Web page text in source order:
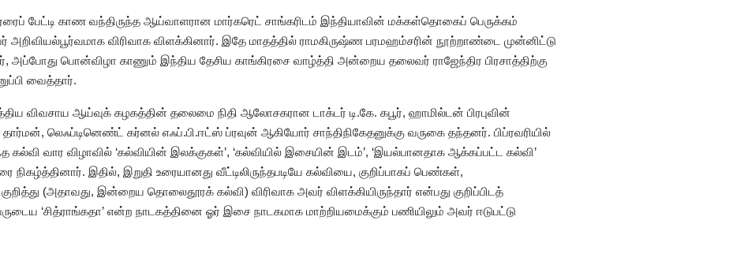
பேட்டி காண வந்திருந்த ஆய்வாளரான மார்கரெட் சாங்கரிடம் இந்தியாவின் மக்கள்தொகைப் பெருக்கம்
விரிவாக விளக்கினார். இதே மாதத்தில் ராமகிருஷ்ண பரமஹம்சரின் நூற்றாண்டை முன்னிட்டு
அப்போது பொன்விழா காணும் இந்திய தேசிய காங்கிரசை வாழ்த்தி அன்றைய தலைவர் ராஜேந்திர பிரசாத்திற்கு
வைத்தார்.
விவசாய ஆய்வுக் கழகத்தின் தலைமை நிதி ஆலோசகரான டாக்டர் டி.கே. கபூர், ஹாமில்டன் பிரபுவின்
லெஃப்டினெண்ட் கர்னல் எஃப்.பி.ஈட்ஸ் ப்ரவுன் ஆகியோர் சாந்திநிகேதனுக்கு வருகை தந்தனர். பிப்ரவரியில்
கல்வி வார விழாவில் ‘கல்வியின் இலக்குகள்’, ‘கல்வியில் இசையின் இடம்’, ‘இயல்பானதாக ஆக்கப்பட்ட கல்வி’
நிகழ்த்தினார். இதில், இறுதி உரையானது வீட்டிலிருந்தபடியே கல்வியை, குறிப்பாகப் பெண்கள்,
(அதாவது, இன்றைய தொலைதூரக் கல்வி) விரிவாக அவர் விளக்கியிருந்தார் என்பது குறிப்பிடத்
‘சித்ராங்கதா’ என்ற நாடகத்தினை ஓர் இசை நாடகமாக மாற்றியமைக்கும் பணியிலும் அவர் ஈடுபட்டு